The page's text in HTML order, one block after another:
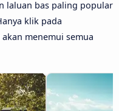
laluan bas paling popular
klik pada
menemui semua